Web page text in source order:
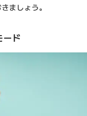
ましょう。
ド